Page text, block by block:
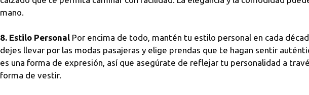
mano.
8. Estilo Personal Por encima de todo, mantén tu estilo personal en cada
dejes llevar por las modas pasajeras y elige prendas que te hagan sentir
es una forma de expresión, así que asegúrate de reflejar tu personalidad a
forma de vestir.